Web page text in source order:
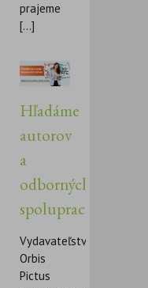
prajeme
[...]
Hľadáme
autorov
a
odborných
spolupracovníkov
Vydavateľstvo
Orbis
Pictus